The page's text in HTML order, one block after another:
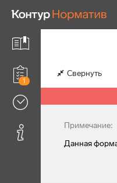
1
Свернуть
Примечание:
Данная форма